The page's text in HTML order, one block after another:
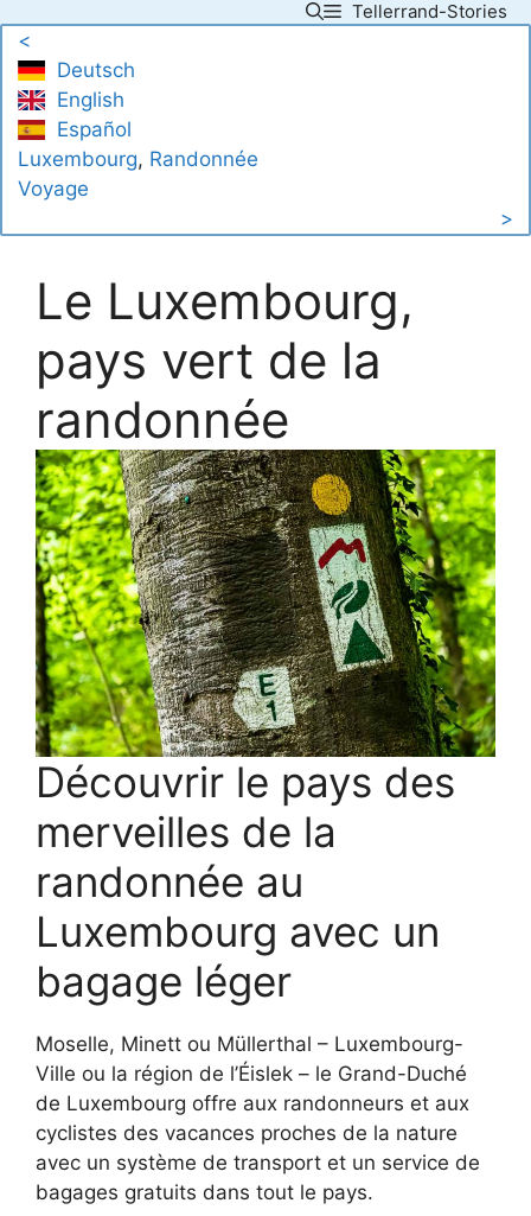
content
Tellerrand-Stories
<
Deutsch
English
Español
Luxembourg, Randonnée
Voyage
>
Le Luxembourg,
pays vert de la
randonnée
Découvrir le pays des
merveilles de la
randonnée au
Luxembourg avec un
bagage léger
Moselle, Minett ou Müllerthal – Luxembourg-
Ville ou la région de l’Éislek – le Grand-Duché
de Luxembourg offre aux randonneurs et aux
cyclistes des vacances proches de la nature
avec un système de transport et un service de
bagages gratuits dans tout le pays.